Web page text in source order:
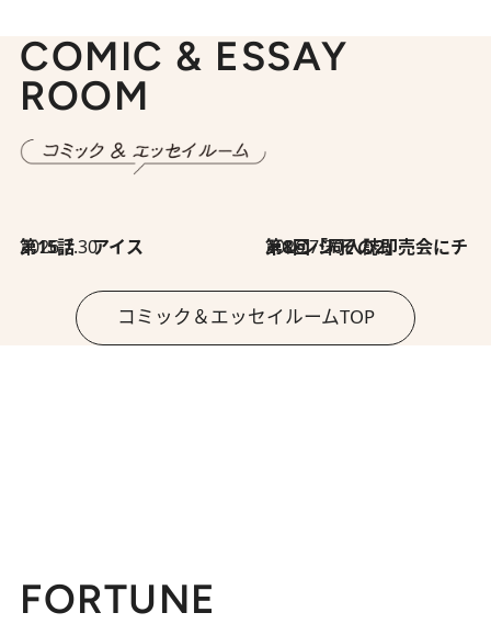
COMIC & ESSAY
ROOM
2026.7.30
第15話 アイス 2026.7.30
第8回「同人誌即売会にチャレンジ その2」
コミック＆エッセイルームTOP
FORTUNE